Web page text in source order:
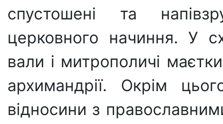
спустошені та
церковного начиння. У
вали і митрополичі
архимандрії. Окрім
відносини з